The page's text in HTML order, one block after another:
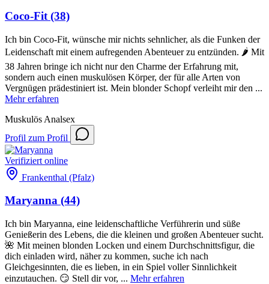
Coco-Fit (38)
Ich bin Coco-Fit, wünsche mir nichts sehnlicher, als die Funken der
Leidenschaft mit einem aufregenden Abenteuer zu entzünden. 🌶️ Mit
38 Jahren bringe ich nicht nur den Charme der Erfahrung mit,
sondern auch einen muskulösen Körper, der für alle Arten von
Vergnügen prädestiniert ist. Mein blonder Schopf verleiht mir den ...
Mehr erfahren
Muskulös Analsex
Profil zum Profil
Verifiziert online
Frankenthal (Pfalz)
Maryanna (44)
Ich bin Maryanna, eine leidenschaftliche Verführerin und süße
Genießerin des Lebens, die die kleinen und großen Abenteuer sucht.
🌺 Mit meinen blonden Locken und einem Durchschnittsfigur, die
dich einladen wird, näher zu kommen, suche ich nach
Gleichgesinnten, die es lieben, in ein Spiel voller Sinnlichkeit
einzutauchen. 😏 Stell dir vor, ... Mehr erfahren